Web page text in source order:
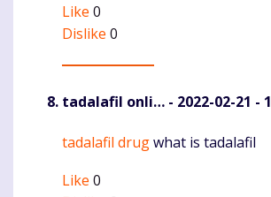
Like 0
Dislike 0
tadalafil onli… - 2022-02-21 -
Komentaras
tadalafil drugwhat is tadalafil
Like 0